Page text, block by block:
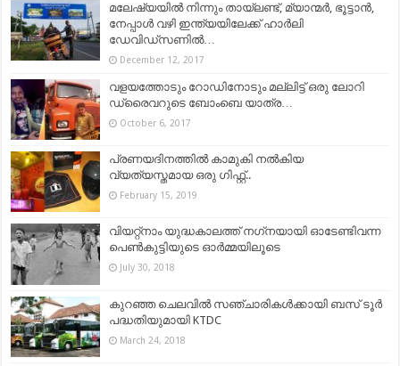
മലേഷ്യയിൽ നിന്നും തായ്‌ലണ്ട്, മ്യാന്മർ, ഭൂട്ടാൻ,
നേപ്പാൾ വഴി ഇന്ത്യയിലേക്ക് ഹാർലി
ഡേവിഡ്‌സണില്‍…
December 12, 2017
വളയത്തോടും റോഡിനോടും മല്ലിട്ട് ഒരു ലോറി
ഡ്രൈവറുടെ ബോംബെ യാത്ര…
October 6, 2017
പ്രണയദിനത്തിൽ കാമുകി നൽകിയ
വ്യത്യസ്തമായ ഒരു ഗിഫ്റ്റ്..
February 15, 2019
വിയറ്റ്‌നാം യുദ്ധകാലത്ത് നഗ്‌നയായി ഓടേണ്ടിവന്ന
പെണ്‍കുട്ടിയുടെ ഓര്‍മ്മയിലൂടെ
July 30, 2018
കുറഞ്ഞ ചെലവില്‍ സഞ്ചാരികള്‍ക്കായി ബസ് ടൂര്‍
പദ്ധതിയുമായി KTDC
March 24, 2018